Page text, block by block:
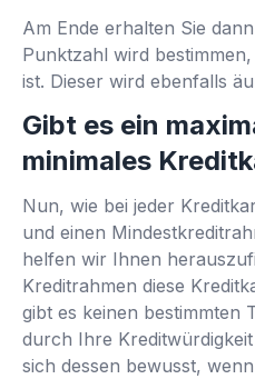
Am Ende erhalten Sie
Punktzahl wird
ist. Dieser wird ebenfalls
Gibt es ein
minimales
Nun, wie bei jeder
und einen
helfen wir Ihnen
Kreditrahmen diese
gibt es keinen bestimmten
durch Ihre
sich dessen bewusst,